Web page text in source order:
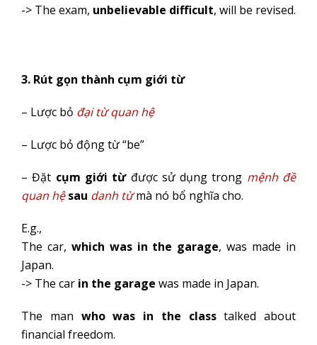
-> The exam, unbelievable difficult, will be revised.
3. Rút gọn thành cụm giới từ
– Lược bỏ đại từ quan hệ
– Lược bỏ động từ “be”
– Đặt cụm giới từđược sử dụng trong mệnh đề
quan hệ sau danh từmà nó bổ nghĩa cho.
E.g.,
The car, which was in the garage, was made in
Japan.
-> The car in the garage was made in Japan.
The man who was in the classtalked about
financial freedom.